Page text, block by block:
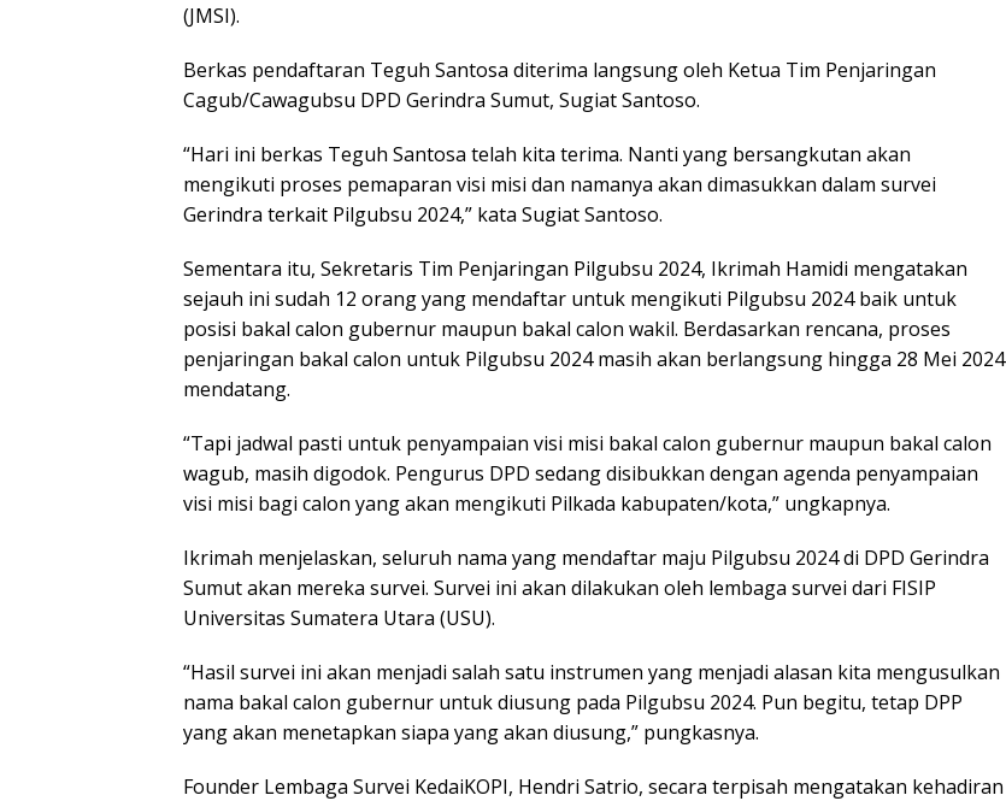
(JMSI).
Berkas pendaftaran Teguh Santosa diterima langsung oleh Ketua Tim Penjaringan
Cagub/Cawagubsu DPD Gerindra Sumut, Sugiat Santoso.
“Hari ini berkas Teguh Santosa telah kita terima. Nanti yang bersangkutan akan
mengikuti proses pemaparan visi misi dan namanya akan dimasukkan dalam survei
Gerindra terkait Pilgubsu 2024,” kata Sugiat Santoso.
Sementara itu, Sekretaris Tim Penjaringan Pilgubsu 2024, Ikrimah Hamidi mengatakan
sejauh ini sudah 12 orang yang mendaftar untuk mengikuti Pilgubsu 2024 baik untuk
posisi bakal calon gubernur maupun bakal calon wakil. Berdasarkan rencana, proses
penjaringan bakal calon untuk Pilgubsu 2024 masih akan berlangsung hingga 28 Mei 2024
mendatang.
“Tapi jadwal pasti untuk penyampaian visi misi bakal calon gubernur maupun bakal calon
wagub, masih digodok. Pengurus DPD sedang disibukkan dengan agenda penyampaian
visi misi bagi calon yang akan mengikuti Pilkada kabupaten/kota,” ungkapnya.
Ikrimah menjelaskan, seluruh nama yang mendaftar maju Pilgubsu 2024 di DPD Gerindra
Sumut akan mereka survei. Survei ini akan dilakukan oleh lembaga survei dari FISIP
Universitas Sumatera Utara (USU).
“Hasil survei ini akan menjadi salah satu instrumen yang menjadi alasan kita mengusulkan
nama bakal calon gubernur untuk diusung pada Pilgubsu 2024. Pun begitu, tetap DPP
yang akan menetapkan siapa yang akan diusung,” pungkasnya.
Founder Lembaga Survei KedaiKOPI, Hendri Satrio, secara terpisah mengatakan kehadiran